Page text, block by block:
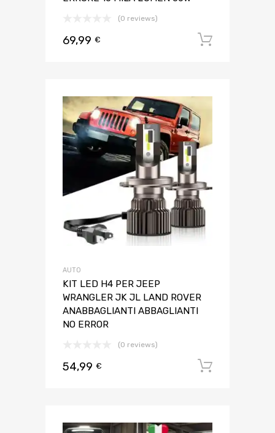
(0 reviews)
69,99 €
AUTO
KIT LED H4 PER JEEP
WRANGLER JK JL LAND ROVER
ANABBAGLIANTI ABBAGLIANTI
NO ERROR
(0 reviews)
54,99 €